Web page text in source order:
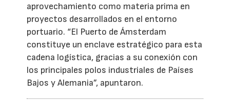
aprovechamiento como materia prima en
proyectos desarrollados en el entorno
portuario. “El Puerto de Ámsterdam
constituye un enclave estratégico para esta
cadena logística, gracias a su conexión con
los principales polos industriales de Países
Bajos y Alemania”, apuntaron.